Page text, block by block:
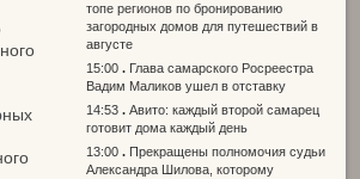
топе регионов по бронированию
загородных домов для путешествий в
августе
15:00
Глава самарского Росреестра
Вадим Маликов ушел в отставку
14:53
Авито: каждый второй самарец
готовит дома каждый день
13:00
Прекращены полномочия судьи
Александра Шилова, которому